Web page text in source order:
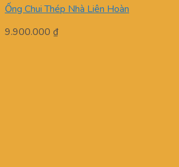
Ống Chui Thép Nhà Liên Hoàn
9.900.000 ₫